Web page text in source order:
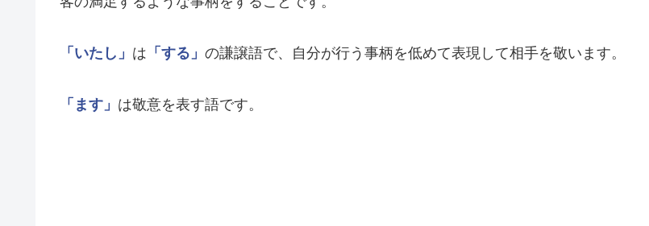
「いたし」 は 「する」 の謙譲語で、自分が行う事柄を低めて表現して相手を敬います。
「ます」 は敬意を表す語です。